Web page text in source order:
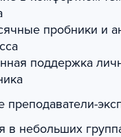
пробники и
поддержка
преподаватели-
в небольших